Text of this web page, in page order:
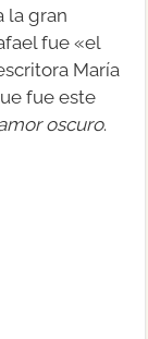
la gran
fue «el
María
fue este
oscuro.